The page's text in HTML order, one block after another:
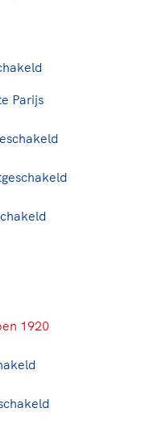
pleintjes, tijdens
te skaten of naar
te juichen
Diede de
Of met trots te
van je dochter,
of de
Wat mag wel
kantine en online?
geeft
belangrijk
rondom gewenst en
leer- en
volgende functies
experts, coaches,
managers en
Parijs
1920